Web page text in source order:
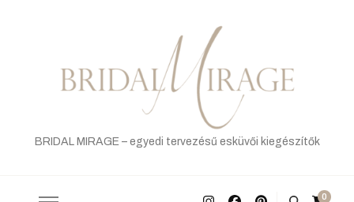
BRIDAL MIRAGE – egyedi tervezésű esküvői kiegészítők
0